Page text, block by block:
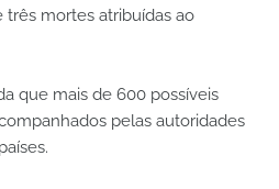
mortes atribuídas ao
que mais de 600 possíveis
pelas autoridades